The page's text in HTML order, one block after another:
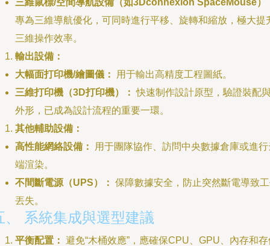
三維鼠標/空間導航設備（如3Dconnexion SpaceMouse）
專為三維導航優化，可同時進行平移、旋轉和縮放，極大提
三維操作效率。
輸出設備：
大幅面打印機/繪圖儀：
用于輸出高精度工程圖紙。
三維打印機（3D打印機）： 快速制作設計原型，驗證裝配
外形，已成為設計流程的重要一環。
其他輔助設備：
高性能網絡設備：
用于團隊協作、訪問中央數據倉庫或進行
端渲染。
不間斷電源（UPS）： 保障數據安全，防止突然斷電導致
丟失。
、 系統集成與選型建議
平衡配置： 避免“木桶效應”，應確保CPU、GPU、內存和